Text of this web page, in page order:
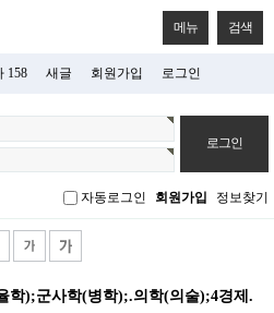
메뉴 검색
158 새글 회원가입 로그인
자동로그인 회원가입 정보찾기
학);군사학(병학);.의학(의술);4경제.